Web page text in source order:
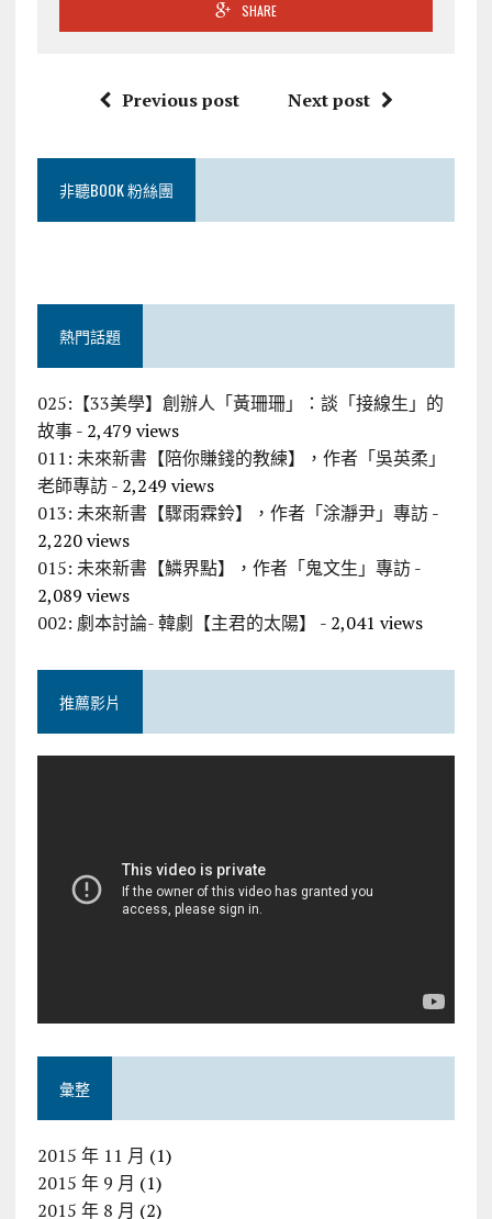
SHARE
Previous post Next post
非聽BOOK 粉絲團
熱門話題
025:【33美學】創辦人「黃珊珊」：談「接線生」的
故事- 2,479 views
011: 未來新書【陪你賺錢的教練】，作者「吳英柔」
老師專訪- 2,249 views
013: 未來新書【驟雨霖鈴】，作者「涂瀞尹」專訪-
2,220 views
015: 未來新書【鱗界點】，作者「鬼文生」專訪-
2,089 views
002: 劇本討論- 韓劇【主君的太陽】
- 2,041 views
推薦影片
彙整
2015 年 11 月 (1)
2015 年 9 月 (1)
2015 年 8 月 (2)